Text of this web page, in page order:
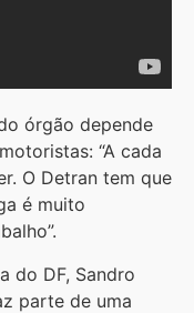
órgão depende
“A cada
O Detran tem que
é muito
do DF, Sandro
parte de uma